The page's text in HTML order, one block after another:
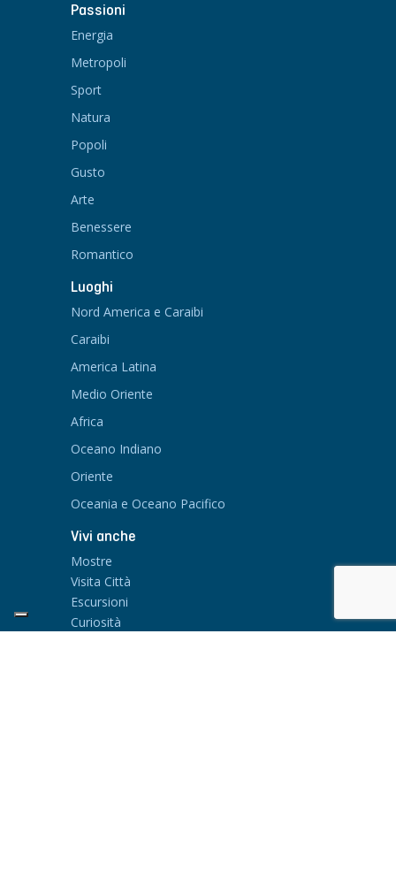
Passioni
Energia
Metropoli
Sport
Natura
Popoli
Gusto
Arte
Benessere
Romantico
Luoghi
Nord America e Caraibi
Caraibi
America Latina
Medio Oriente
Africa
Oceano Indiano
Oriente
Oceania e Oceano Pacifico
Vivi anche
Mostre
Visita Città
Escursioni
Curiosità